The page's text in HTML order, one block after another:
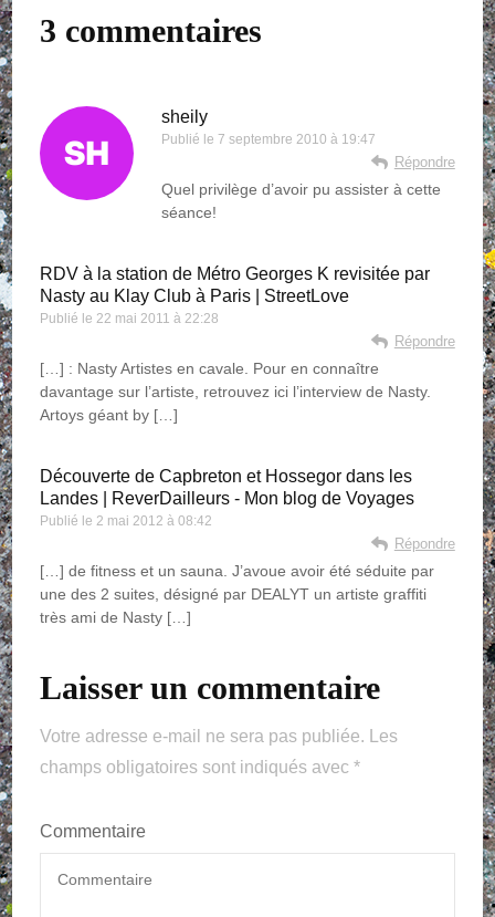
3 commentaires
sheily
Publié le7 septembre 2010 à 19:47
Répondre
Quel privilège d’avoir pu assister à cette
séance!
RDV à la station de Métro Georges K revisitée par
Nasty au Klay Club à Paris | StreetLove
Publié le 22 mai 2011 à 22:28
Répondre
[…] : Nasty Artistes en cavale. Pour en connaître
davantage sur l’artiste, retrouvez ici l’interview de Nasty.
Artoys géant by […]
Découverte de Capbreton et Hossegor dans les
Landes | ReverDailleurs - Mon blog de Voyages
Publié le 2 mai 2012 à 08:42
Répondre
[…] de fitness et un sauna. J’avoue avoir été séduite par
une des 2 suites, désigné par DEALYT un artiste graffiti
très ami de Nasty […]
Laisser un commentaire
Votre adresse e-mail ne sera pas publiée.
Les
champs obligatoires sont indiqués avec*
Commentaire